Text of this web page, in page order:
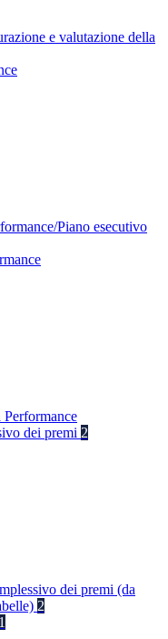
e valutazione della
Piano esecutivo
dei premi 2
dei premi (da
2
1